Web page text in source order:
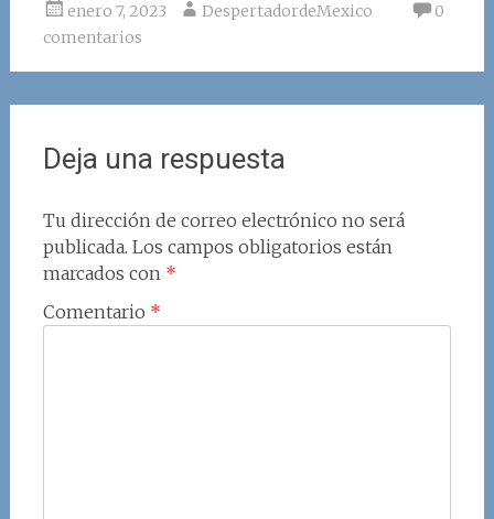
enero 7, 2023 DespertadordeMexico
0
comentarios
Deja una respuesta
Tu dirección de correo electrónico no será
publicada. Los campos obligatorios están
marcados con *
Comentario *